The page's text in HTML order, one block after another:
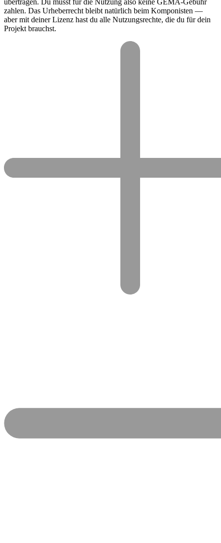
übertragen. Du musst für die Nutzung also keine GEMA-Gebühr
zahlen. Das Urheberrecht bleibt natürlich beim Komponisten —
aber mit deiner Lizenz hast du alle Nutzungsrechte, die du für dein
Projekt brauchst.